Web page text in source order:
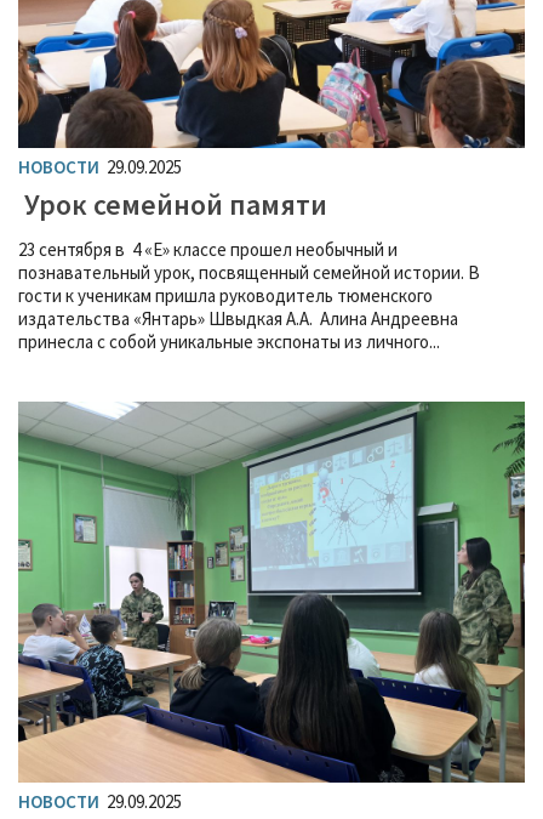
НОВОСТИ 29.09.2025
Урок семейной памяти
23 сентября в 4 «Е» классе прошел необычный и
познавательный урок, посвященный семейной истории. В
гости к ученикам пришла руководитель тюменского
издательства «Янтарь» Швыдкая А.А. Алина Андреевна
принесла с собой уникальные экспонаты из личного...
НОВОСТИ 29.09.2025